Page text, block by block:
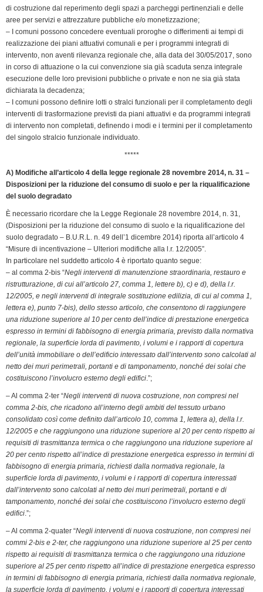
di costruzione dal reperimento degli spazi a parcheggi pertinenziali e delle
aree per servizi e attrezzature pubbliche e/o monetizzazione;
– I comuni possono concedere eventuali proroghe o differimenti ai tempi di
realizzazione dei piani attuativi comunali e per i programmi integrati di
intervento, non aventi rilevanza regionale che, alla data del 30/05/2017, sono
in corso di attuazione o la cui convenzione sia già scaduta senza integrale
esecuzione delle loro previsioni pubbliche o private e non ne sia già stata
dichiarata la decadenza;
– I comuni possono definire lotti o stralci funzionali per il completamento degli
interventi di trasformazione previsti da piani attuativi e da programmi integrati
di intervento non completati, definendo i modi e i termini per il completamento
del singolo stralcio funzionale individuato.
*****
A) Modifiche all’articolo 4 della legge regionale 28 novembre 2014, n. 31 –
Disposizioni per la riduzione del consumo di suolo e per la riqualificazione
del suolo degradato
È necessario ricordare che la Legge Regionale 28 novembre 2014, n. 31,
(Disposizioni per la riduzione del consumo di suolo e la riqualificazione del
suolo degradato – B.U.R.L. n. 49 dell’1 dicembre 2014) riporta all’articolo 4
“Misure di incentivazione – Ulteriori modifiche alla l.r. 12/2005”.
In particolare nel suddetto articolo 4 è riportato quanto segue:
– al comma 2-bis “Negli interventi di manutenzione straordinaria, restauro e
ristrutturazione, di cui all’articolo 27, comma 1, lettere b), c) e d), della l.r.
12/2005, e negli interventi di integrale sostituzione edilizia, di cui al comma 1,
lettera e), punto 7-bis), dello stesso articolo, che consentono di raggiungere
una riduzione superiore al 10 per cento dell’indice di prestazione energetica
espresso in termini di fabbisogno di energia primaria, previsto dalla normativa
regionale, la superficie lorda di pavimento, i volumi e i rapporti di copertura
dell’unità immobiliare o dell’edificio interessato dall’intervento sono calcolati al
netto dei muri perimetrali, portanti e di tamponamento, nonché dei solai che
costituiscono l’involucro esterno degli edifici.”;
– Al comma 2-ter “Negli interventi di nuova costruzione, non compresi nel
comma 2-bis, che ricadono all’interno degli ambiti del tessuto urbano
consolidato così come definito dall’articolo 10, comma 1, lettera a), della l.r.
12/2005 e che raggiungono una riduzione superiore al 20 per cento rispetto ai
requisiti di trasmittanza termica o che raggiungono una riduzione superiore al
20 per cento rispetto all’indice di prestazione energetica espresso in termini di
fabbisogno di energia primaria, richiesti dalla normativa regionale, la
superficie lorda di pavimento, i volumi e i rapporti di copertura interessati
dall’intervento sono calcolati al netto dei muri perimetrali, portanti e di
tamponamento, nonché dei solai che costituiscono l’involucro esterno degli
edifici.”;
– Al comma 2-quater “Negli interventi di nuova costruzione, non compresi nei
commi 2-bis e 2-ter, che raggiungono una riduzione superiore al 25 per cento
rispetto ai requisiti di trasmittanza termica o che raggiungono una riduzione
superiore al 25 per cento rispetto all’indice di prestazione energetica espresso
in termini di fabbisogno di energia primaria, richiesti dalla normativa regionale,
la superficie lorda di pavimento, i volumi e i rapporti di copertura interessati